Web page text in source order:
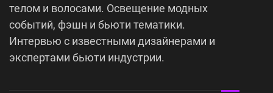
телом и волосами. Освещение модных
событий, фэшн и бьюти тематики.
Интервью с известными дизайнерами и
экспертами бьюти индустрии.